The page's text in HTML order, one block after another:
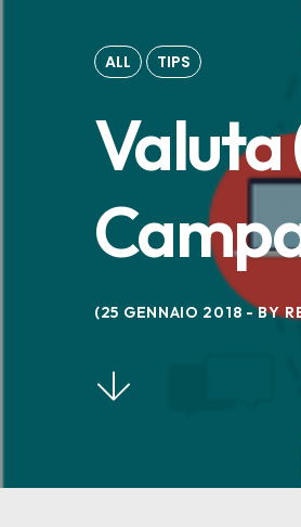
ALL TIPS
Valuta
25 GENNAIO 2018 BY